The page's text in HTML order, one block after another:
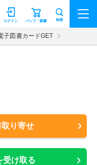
パンフ・願書
ログイン 検索
子図書カードGET
り寄せ
受け取る